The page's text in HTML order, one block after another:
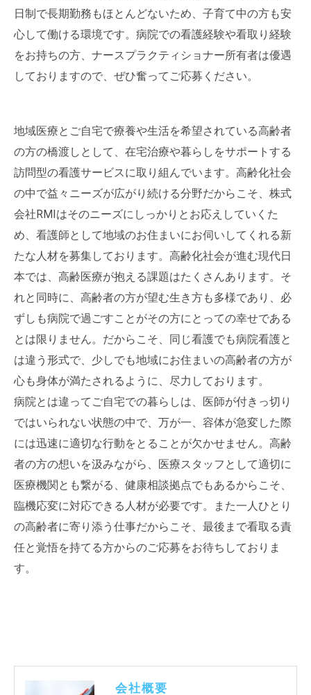
日制で長期勤務もほとんどないため、子育て中の方も安
心して働ける環境です。病院での看護経験や看取り経験
をお持ちの方、ナースプラクティショナー所有者は優遇
しておりますので、ぜひ奮ってご応募ください。
地域医療とご自宅で療養や生活を希望されている高齢者
の方の橋渡しとして、在宅治療や暮らしをサポートする
訪問型の看護サービスに取り組んでいます。高齢化社会
の中で益々ニーズが広がり続ける分野だからこそ、株式
会社RMIはそのニーズにしっかりとお応えしていくた
め、看護師として地域のお住まいにお伺いしてくれる新
たな人材を募集しております。高齢化社会が進む現代日
本では、高齢医療が抱える課題はたくさんあります。そ
れと同時に、高齢者の方が望む生き方も多様であり、必
ずしも病院で過ごすことがその方にとっての幸せである
とは限りません。だからこそ、同じ看護でも病院看護と
は違う形式で、少しでも地域にお住まいの高齢者の方が
心も身体が満たされるように、尽力しております。
病院とは違ってご自宅での暮らしは、医師が付きっ切り
ではいられない状態の中で、万が一、容体が急変した際
には迅速に適切な行動をとることが欠かせません。高齢
者の方の想いを汲みながら、医療スタッフとして適切に
医療機関とも繋がる、健康相談拠点でもあるからこそ、
臨機応変に対応できる人材が必要です。また一人ひとり
の高齢者に寄り添う仕事だからこそ、最後まで看取る責
任と覚悟を持てる方からのご応募をお待ちしておりま
す。
会社概要